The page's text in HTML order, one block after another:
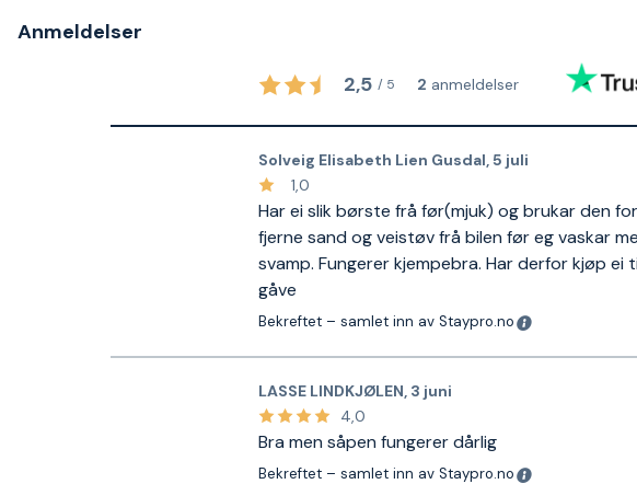
Anmeldelser
2,5 / 5 2 anmeldelser
Solveig Elisabeth Lien Gusdal, 5 juli
1,0
Har ei slik børste frå før(mjuk) og brukar den
fjerne sand og veistøv frå bilen før eg vaskar
svamp. Fungerer kjempebra. Har derfor kjøp ei
gåve
Bekreftet – samlet inn av Staypro.no
LASSE LINDKJØLEN, 3 juni
4,0
Bra men såpen fungerer dårlig
Bekreftet – samlet inn av Staypro.no